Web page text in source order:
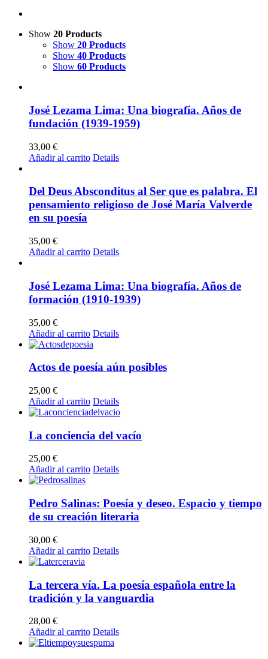
Show 20 Products
Show 20 Products
Show 40 Products
Show 60 Products
José Lezama Lima: Una biografía. Años de
fundación (1939-1959)
33,00 €
Añadir al carrito Details
Del Deus Absconditus al Ser que es palabra. El
pensamiento religioso de José María Valverde
en su poesía
35,00 €
Añadir al carrito Details
José Lezama Lima: Una biografía. Años de
formación (1910-1939)
35,00 €
Añadir al carrito Details
Actos de poesía aún posibles
25,00 €
Añadir al carrito Details
La conciencia del vacío
25,00 €
Añadir al carrito Details
Pedro Salinas: Poesía y deseo. Espacio y tiempo
de su creación literaria
30,00 €
Añadir al carrito Details
La tercera vía. La poesía española entre la
tradición y la vanguardia
28,00 €
Añadir al carrito Details